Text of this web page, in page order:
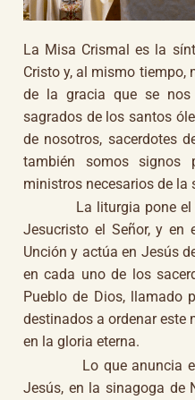
La Misa Crismal es la
Cristo y, al mismo tiempo,
de la gracia que se
sagrados de los santos
de nosotros, sacerdotes
también somos
ministros necesarios de la
La liturgia pone el
Jesucristo el Señor, y en
Unción y actúa en Jesús
en cada uno de los
Pueblo de Dios, llamado
destinados a ordenar este
en la gloria eterna.
Lo que anuncia el
Jesús, en la sinagoga de